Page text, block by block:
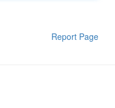
Report Page